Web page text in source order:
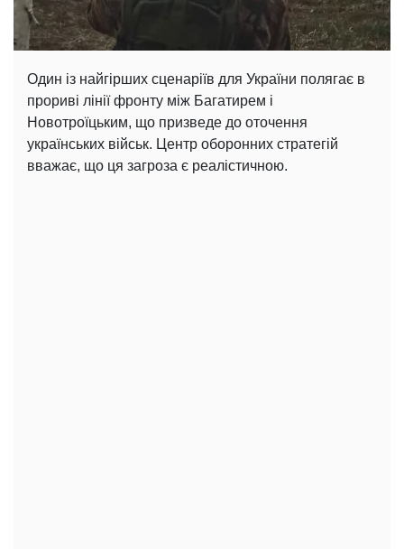
Один із найгірших сценаріїв для України полягає в
прориві лінії фронту між Багатирем і
Новотроїцьким, що призведе до оточення
українських військ. Центр оборонних стратегій
вважає, що ця загроза є реалістичною.